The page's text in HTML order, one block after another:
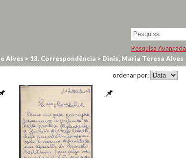
Pesquisa Avançada
Alves > 13. Correspondência > Dinis, Maria Teresa Alves
ordenar por: